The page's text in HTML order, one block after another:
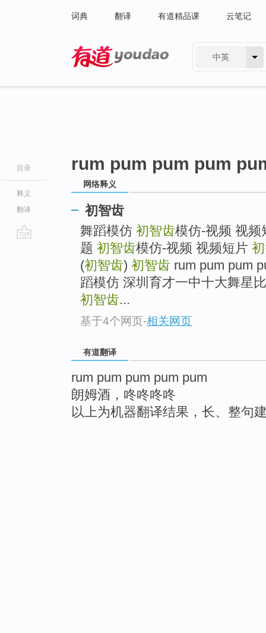
词典 翻译 有道精品课 云笔记
中英
目录
释义
翻译
rum pum pum pum
网络释义
初智齿
舞蹈模仿 初智齿模仿-视频 视频
题 初智齿模仿-视频 视频短片
(初智齿) 初智齿 rum pum pum
蹈模仿 深圳育才一中十大舞星
初智齿...
基于4个网页-相关网页
有道翻译
rum pum pum pum pum
朗姆酒，咚咚咚咚
以上为机器翻译结果，长、整句